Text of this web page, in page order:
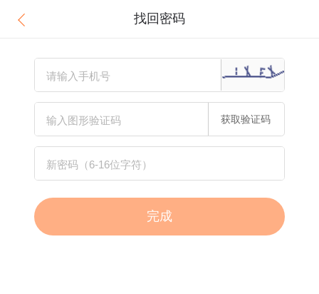
找回密码
获取验证码
完成